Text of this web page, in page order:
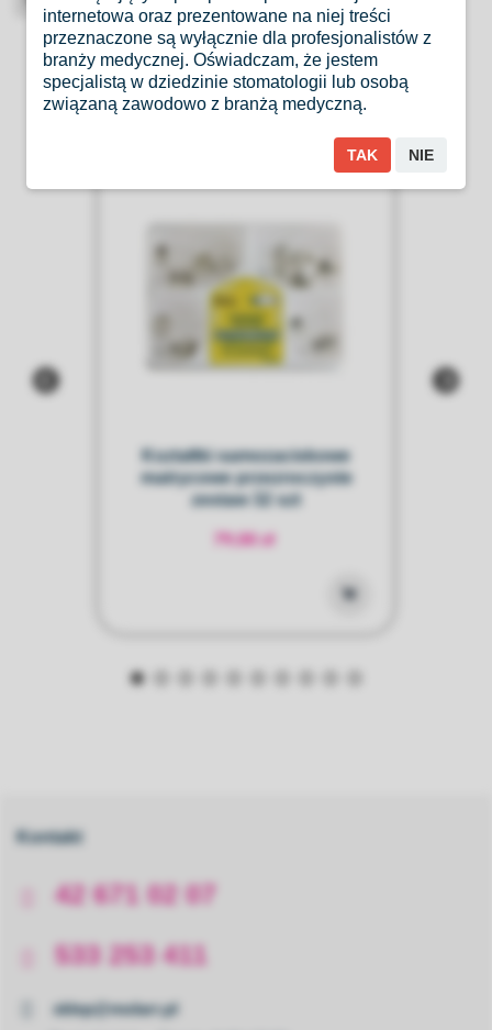
Produkty Podobne
Kształtki samozaciskowe
matrycowe przezroczyste
zestaw 32 szt
79,00 zł
Kontakt
42 671 02 07
533 253 411
sklep@molarr.pl
internetowa oraz prezentowane na niej treści
przeznaczone są wyłącznie dla profesjonalistów z
branży medycznej. Oświadczam, że jestem
specjalistą w dziedzinie stomatologii lub osobą
związaną zawodowo z branżą medyczną.
TAK NIE